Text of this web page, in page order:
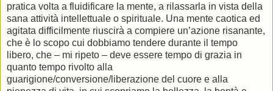
pratica volta a fluidificare la mente, a rilassarla in vista della
sana attività intellettuale o spirituale. Una mente caotica ed
agitata difficilmente riuscirà a compiere un’azione risanante,
che è lo scopo cui dobbiamo tendere durante il tempo
libero, che – mi ripeto – deve essere tempo di grazia in
quanto tempo rivolto alla
guarigione/conversione/liberazione del cuore e alla